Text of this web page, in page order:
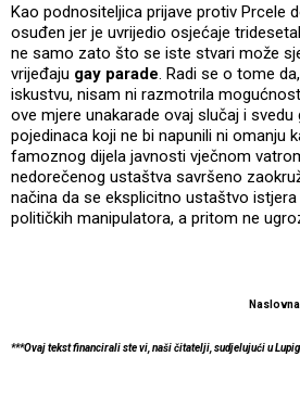
Kao podnositeljica prijave protiv Prcele
osuđen jer je uvrijedio osjećaje
ne samo zato što se iste stvari može
vrijeđaju gay parade. Radi se o tome
iskustvu, nisam ni razmotrila
ove mjere unakarade ovaj slučaj i svedu
pojedinaca koji ne bi napunili ni omanju
famoznog dijela javnosti vječnom
nedorečenog ustaštva savršeno
načina da se eksplicitno ustaštvo
političkih manipulatora, a pritom ne
***Ovaj tekst financirali ste vi, naši čitatelji, sudjelujući u